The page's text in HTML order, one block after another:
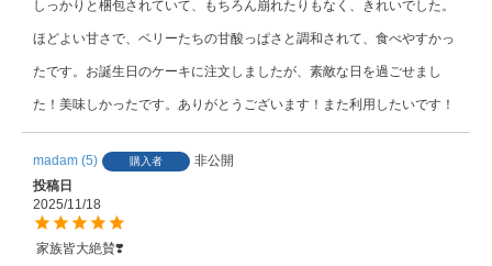
しっかりと梱包されていて、もちろん崩れたりもなく、きれいでした。
ほどよい甘さで、ベリーたちの甘酸っぱさと調和されて、食べやすかっ
たです。お誕生日のケーキに注文しましたが、素敵な日を過ごせまし
た！美味しかったです。ありがとうございます！また利用したいです！
madam 5 購入者
非公開
投稿日
2025/11/18